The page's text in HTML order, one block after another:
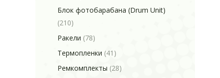
Блок фотобарабана (Drum Unit)
(210)
Ракели (78)
Термопленки (41)
Ремкомплекты (28)